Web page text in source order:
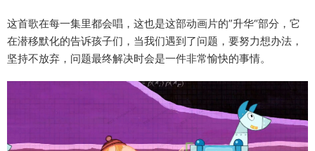
这首歌在每一集里都会唱，这也是这部动画片的”升华“部分，它
在潜移默化的告诉孩子们，当我们遇到了问题，要努力想办法，
坚持不放弃，问题最终解决时会是一件非常愉快的事情。